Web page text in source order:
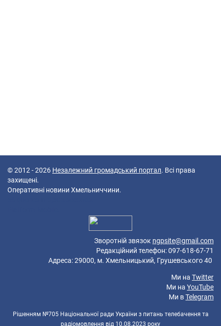
© 2012 - 2026 Незалежний громадський портал. Всі права
захищені.
Оперативні новини Хмельниччини.
Зворотній звязок ngpsite@gmail.com
Редакційний телефон: 097-618-67-71
Адреса: 29000, м. Хмельницький, Грушевського 40
Ми на Twitter
Ми на YouTube
Ми вTelegram
Рішенням №705 Національної ради України з питань телебачення та
радіомовлення від 10.08.2023 року